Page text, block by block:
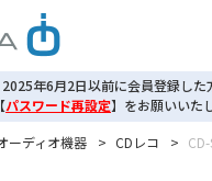
2025年6月2日以前に会員登録した
【パスワード再設定】 をお願いいた
ーディオ機器 > CDレコ >